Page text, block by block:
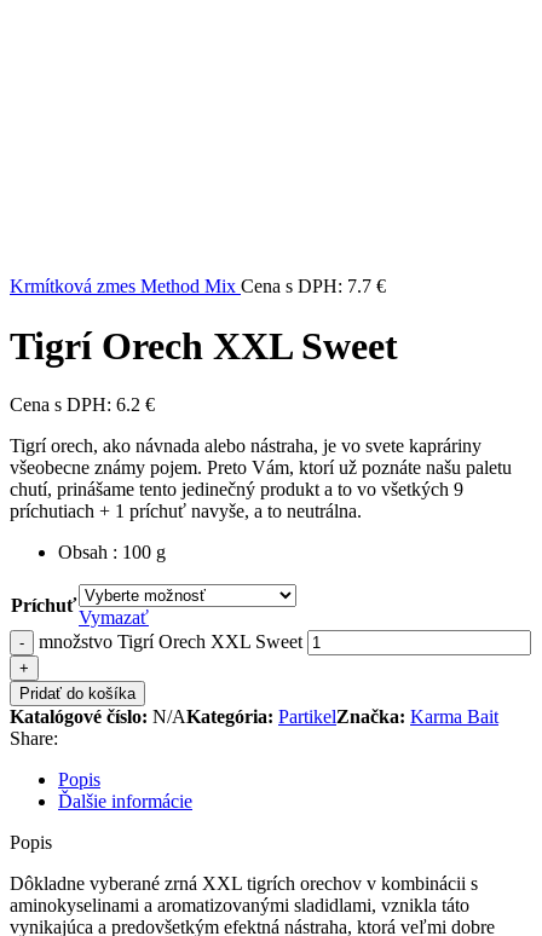
Krmítková zmes Method Mix Cena s DPH: 7.7 €
Tigrí Orech XXL Sweet
Cena s DPH: 6.2 €
Tigrí orech, ako návnada alebo nástraha, je vo svete kapráriny
všeobecne známy pojem. Preto Vám, ktorí už poznáte našu paletu
chutí, prinášame tento jedinečný produkt a to vo všetkých 9
príchutiach + 1 príchuť navyše, a to neutrálna.
Obsah : 100 g
Príchuť
Vymazať
množstvo Tigrí Orech XXL Sweet
Pridať do košíka
Katalógové číslo: N/AKategória: PartikelZnačka: Karma Bait
Share:
Popis
Ďalšie informácie
Popis
Dôkladne vyberané zrná XXL tigrích orechov v kombinácii s
aminokyselinami a aromatizovanými sladidlami, vznikla táto
vynikajúca a predovšetkým efektná nástraha, ktorá veľmi dobre